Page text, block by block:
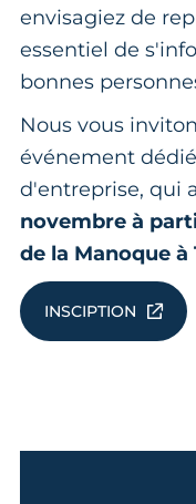
envisagiez de
essentiel de
bonnes
Nous vous
événement
d'entreprise, qui
novembre à
de la Manoque à
INSCIPTION